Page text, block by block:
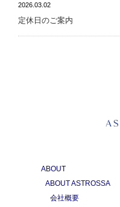
2026.03.02
定休日のご案内
ABOUT
ABOUT ASTROSSA
会社概要